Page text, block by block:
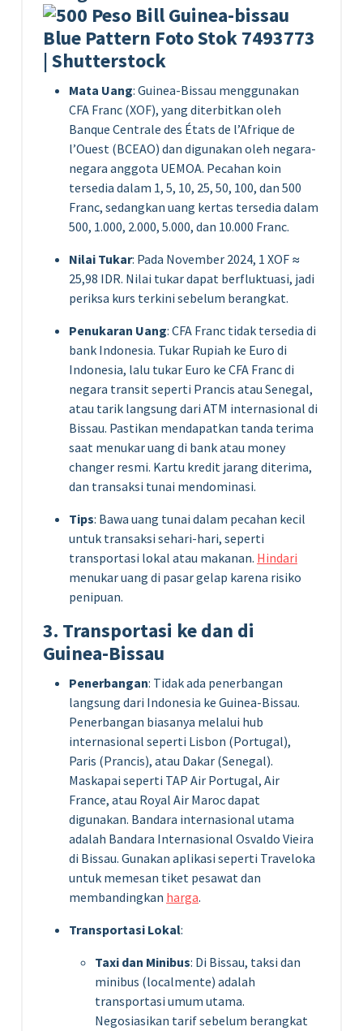
Mata Uang: Guinea-Bissau menggunakan
CFA Franc (XOF), yang diterbitkan oleh
Banque Centrale des États de l’Afrique de
l’Ouest (BCEAO) dan digunakan oleh negara-
negara anggota UEMOA. Pecahan koin
tersedia dalam 1, 5, 10, 25, 50, 100, dan 500
Franc, sedangkan uang kertas tersedia dalam
500, 1.000, 2.000, 5.000, dan 10.000 Franc.
Nilai Tukar: Pada November 2024, 1 XOF ≈
25,98 IDR. Nilai tukar dapat berfluktuasi, jadi
periksa kurs terkini sebelum berangkat.
Penukaran Uang: CFA Franc tidak tersedia di
bank Indonesia. Tukar Rupiah ke Euro di
Indonesia, lalu tukar Euro ke CFA Franc di
negara transit seperti Prancis atau Senegal,
atau tarik langsung dari ATM internasional di
Bissau. Pastikan mendapatkan tanda terima
saat menukar uang di bank atau money
changer resmi. Kartu kredit jarang diterima,
dan transaksi tunai mendominasi.
Tips: Bawa uang tunai dalam pecahan kecil
untuk transaksi sehari-hari, seperti
transportasi lokal atau makanan. Hindari
menukar uang di pasar gelap karena risiko
penipuan.
3. Transportasi ke dan di
Guinea-Bissau
Penerbangan: Tidak ada penerbangan
langsung dari Indonesia ke Guinea-Bissau.
Penerbangan biasanya melalui hub
internasional seperti Lisbon (Portugal),
Paris (Prancis), atau Dakar (Senegal).
Maskapai seperti TAP Air Portugal, Air
France, atau Royal Air Maroc dapat
digunakan. Bandara internasional utama
adalah Bandara Internasional Osvaldo Vieira
di Bissau. Gunakan aplikasi seperti Traveloka
untuk memesan tiket pesawat dan
membandingkan harga.
Transportasi Lokal:
Taxi dan Minibus: Di Bissau, taksi dan
minibus (localmente) adalah
transportasi umum utama.
Negosiasikan tarif sebelum berangkat